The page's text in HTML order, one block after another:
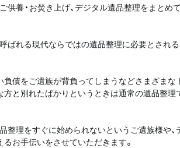
養・お焚き上げ、デジタル遺品整理をまとめ
れる現代ならではの遺品整理に必要とされ
債をご遺族が背負ってしまうなどさまざま
と別れたばかりというときは通常の遺品整
理をすぐに始められないというご遺族様や
お手伝いをさせていただきます。